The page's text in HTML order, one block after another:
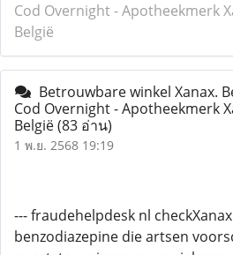
Cod Overnight - Apotheekmerk
België
Betrouwbare winkel Xanax.
Cod Overnight - Apotheekmerk
België(83 อ่าน)
1 พ.ย. 2568 19:19
--- fraudehelpdesk nl
benzodiazepine die artsen